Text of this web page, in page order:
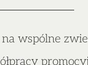
wspólne